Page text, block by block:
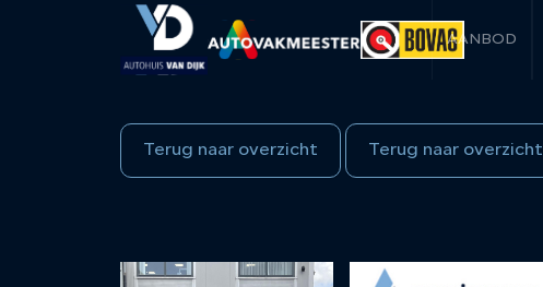
AANBOD
Terug naar overzicht Terug naar overzicht